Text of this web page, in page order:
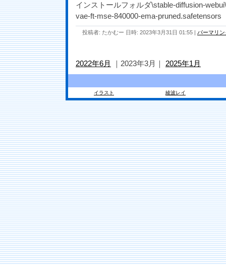
インストールフォルダ\stable-diffusion-
vae-ft-mse-840000-ema-pruned.safetensors
投稿者: たかむー 日時: 2023年3月31日 01:55 | パーマリン
2022年6月 ｜2023年3月｜ 2025年1月
イラスト 綾波レイ